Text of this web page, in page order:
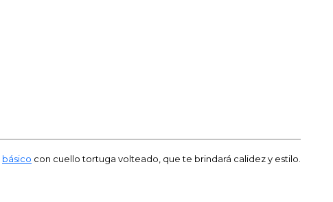
básico con cuello tortuga volteado, que te brindará calidez y estilo.